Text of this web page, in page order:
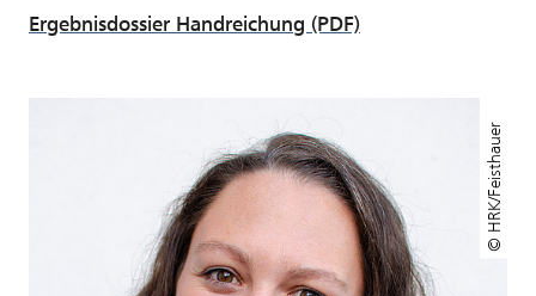
Ergebnisdossier Handreichung (PDF)
© HRK/Feisthauer